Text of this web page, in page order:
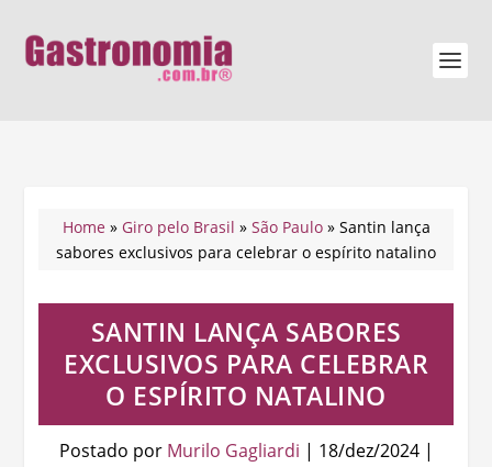
Home» Giro pelo Brasil » São Paulo» Santin lança
sabores exclusivos para celebrar o espírito natalino
SANTIN LANÇA SABORES
EXCLUSIVOS PARA CELEBRAR
O ESPÍRITO NATALINO
Postado por Murilo Gagliardi | 18/dez/2024|